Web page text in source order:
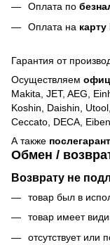
Оплата по
Оплата на
Гарантия от
Осуществляем
Makita, JET, AEG,
Koshin, Daishin,
Ceccato, DECA,
А также
Обмен /
Возврату не
товар был в
товар имеет
отсутствует или